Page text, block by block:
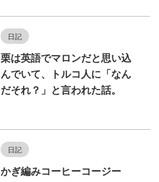
日記
栗は英語でマロンだと思い込
んでいて、トルコ人に「なん
だそれ？」と言われた話。
日記
かぎ編みコーヒーコージー